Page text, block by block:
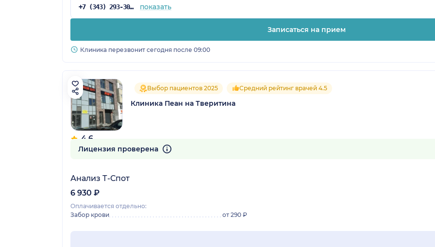
+7 (343) 293-30-81 показать
Записаться на прием
Клиника перезвонит сегодня после 09:00
4.6
114 отзывов
Выбор пациентов 2025 Средний рейтинг врачей 4.5
Клиника Пеан на Тверитина
Лицензия проверена
Анализ Т-Спот
6 930 ₽
Оплачивается отдельно:
Забор крови
от 290 ₽